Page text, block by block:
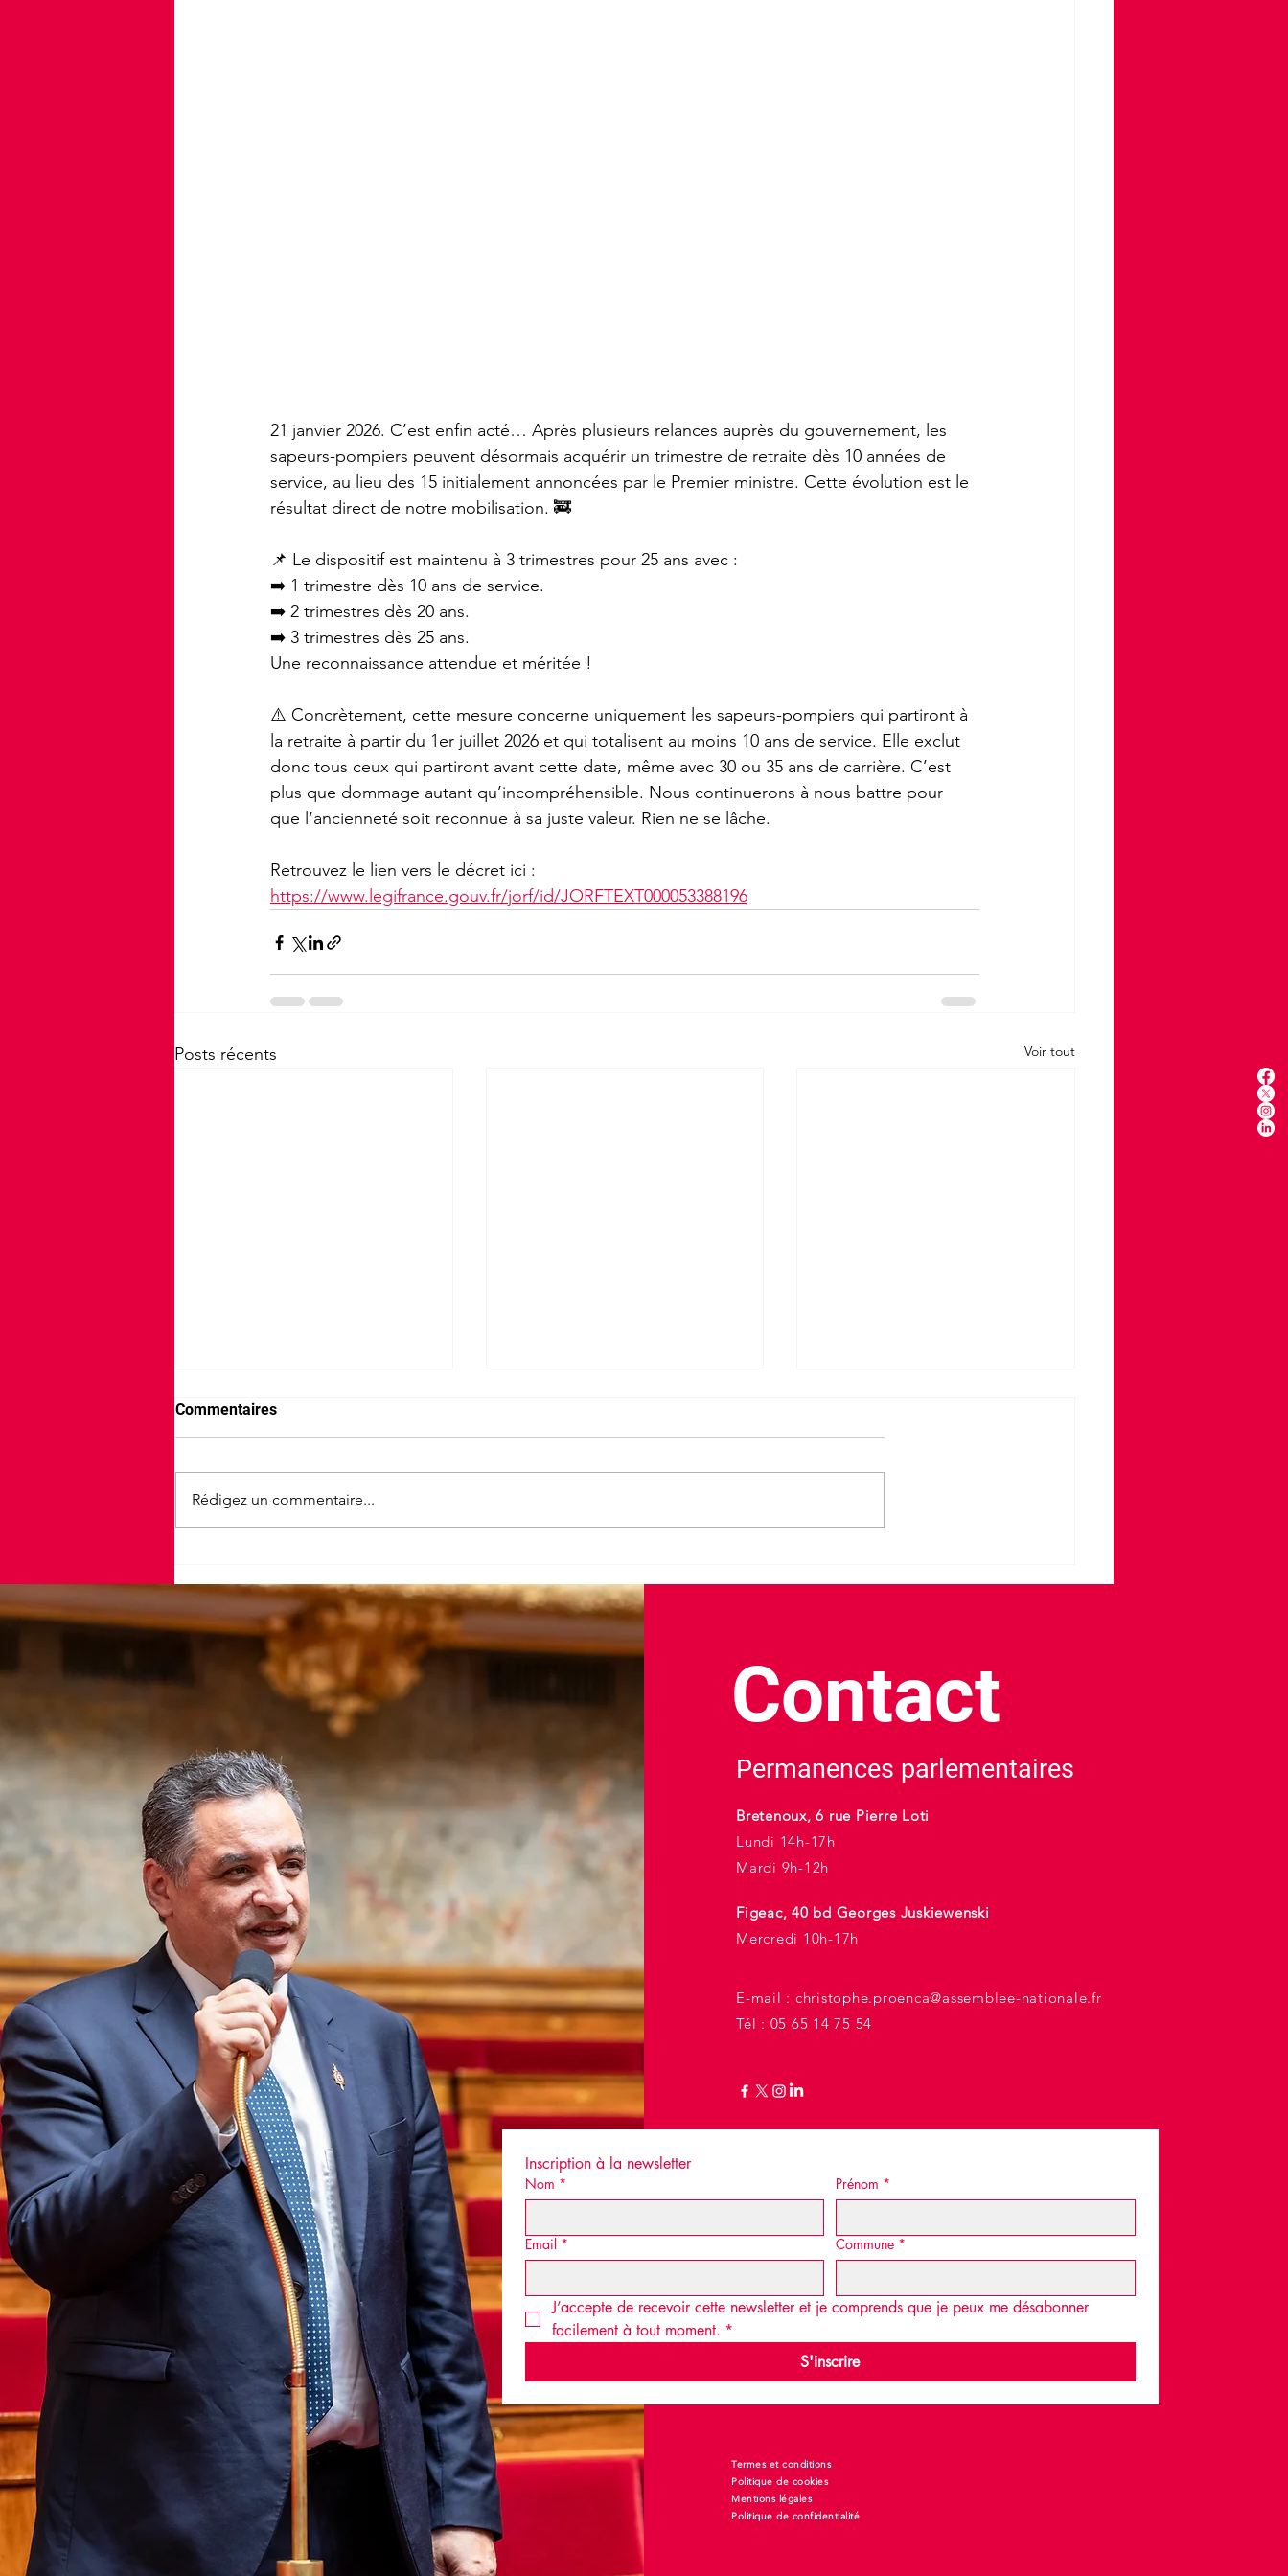
21 janvier 2026. C’est enfin acté… Après plusieurs relances auprès du gouvernement, les
sapeurs-pompiers peuvent désormais acquérir un trimestre de retraite dès 10 années de
service, au lieu des 15 initialement annoncées par le Premier ministre. Cette évolution est le
résultat direct de notre mobilisation. 🚒
📌 Le dispositif est maintenu à 3 trimestres pour 25 ans avec :
➡️ 1 trimestre dès 10 ans de service.
➡️ 2 trimestres dès 20 ans.
➡️ 3 trimestres dès 25 ans.
Une reconnaissance attendue et méritée !
⚠️ Concrètement, cette mesure concerne uniquement les sapeurs-pompiers qui partiront à
la retraite à partir du 1er juillet 2026 et qui totalisent au moins 10 ans de service. Elle exclut
donc tous ceux qui partiront avant cette date, même avec 30 ou 35 ans de carrière. C’est
plus que dommage autant qu’incompréhensible. Nous continuerons à nous battre pour
que l’ancienneté soit reconnue à sa juste valeur. Rien ne se lâche.
Retrouvez le lien vers le décret ici :
https://www.legifrance.gouv.fr/jorf/id/JORFTEXT000053388196
Posts récents Voir tout
Commentaires
Rédigez un commentaire...
Contact
Permanences parlementaires
Bretenoux, 6 rue Pierre Loti
Lundi 14h-17h
Mardi 9h-12h
Figeac, 40 bd Georges Juskiewenski
Mercredi 10h-17h
E-mail : christophe.proenca@assemblee-nationale.fr
Tél : 05 65 14 75 54
Inscription à la newsletter
Nom * Prénom *
Email * Commune *
J’accepte de recevoir cette newsletter et je comprends que je peux me désabonner
facilement à tout moment. *
S'inscrire
Termes et conditions
Politique de cookies
Mentions légales
Politique de confidentialité